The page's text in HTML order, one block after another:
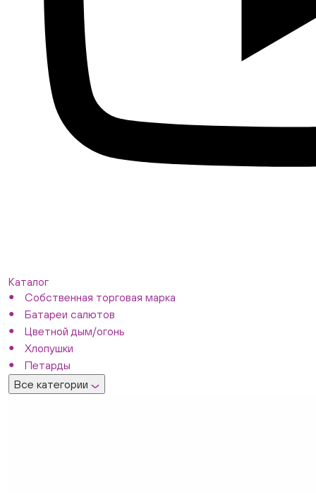
Каталог
Собственная торговая марка
Батареи салютов
Цветной дым/огонь
Хлопушки
Петарды
Все категории